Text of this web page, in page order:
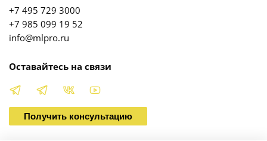
+7 495 729 3000
+7 985 099 19 52
info@mlpro.ru
Оставайтесь на связи
Получить консультацию